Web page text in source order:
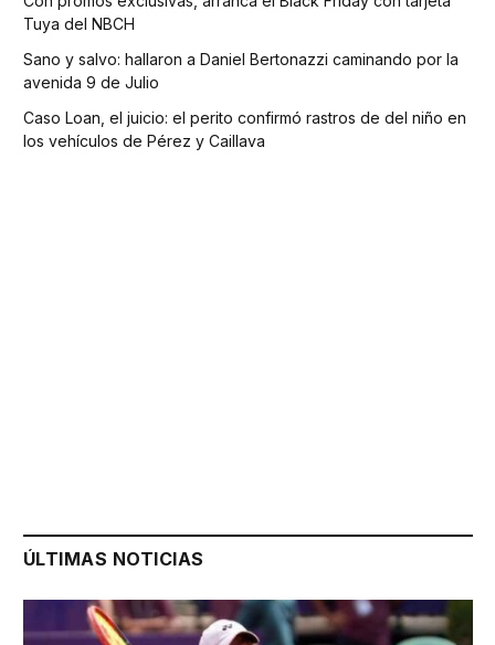
Tuya del NBCH
Sano y salvo: hallaron a Daniel Bertonazzi caminando por la
avenida 9 de Julio
Caso Loan, el juicio: el perito confirmó rastros de del niño en
los vehículos de Pérez y Caillava
ÚLTIMAS NOTICIAS